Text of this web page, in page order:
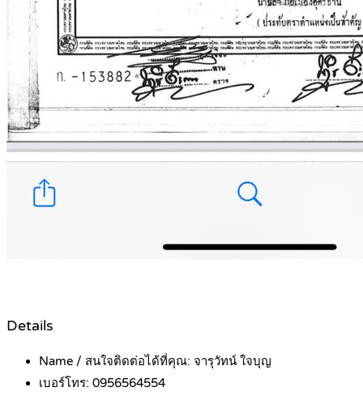
Details
Name / สนใจติดต่อได้ที่คุณ: จารุวัทน์ ใจบุญ
เบอร์โทร: 0956564554